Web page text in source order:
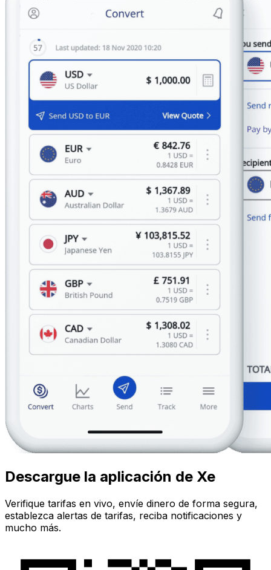
Descargue la aplicación de Xe
Verifique tarifas en vivo, envíe dinero de forma segura,
establezca alertas de tarifas, reciba notificaciones y
mucho más.